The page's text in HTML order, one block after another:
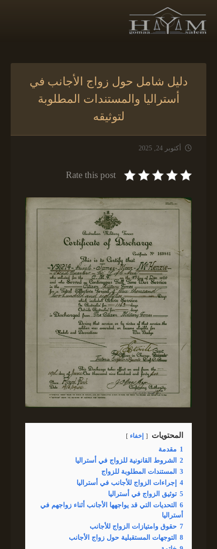
دليل شامل حول زواج الأجانب في
أستراليا والمستندات المطلوبة
لتوثيقه
أكتوبر 24, 2025
Rate this post
المحتويات إخفاء
1 مقدمة
2
الشروط القانونية للزواج في أستراليا
3
المستندات المطلوبة للزواج
4
إجراءات الزواج للأجانب في أستراليا
5 توثيق الزواج في أستراليا
6
التحديات التي قد يواجهها الأجانب أثناء زواجهم في
أستراليا
7 حقوق وامتيازات الزواج للأجانب
8
التوجهات المستقبلية حول زواج الأجانب